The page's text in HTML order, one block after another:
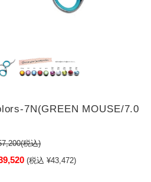
7N(GREEN MOUSE/7.0
(税込)
(税込 ¥43,472)